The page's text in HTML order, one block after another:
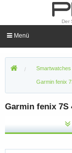
Der
Menü
Smartwatches
Garmin fenix
Garmin fenix 7S